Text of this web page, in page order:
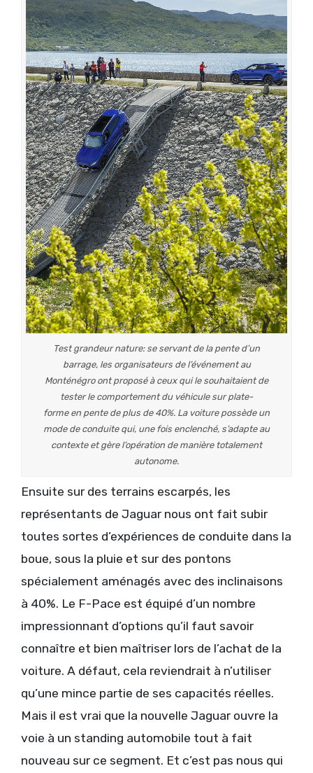
Test grandeur nature: se servant de la pente d’un
barrage, les organisateurs de l’événement au
Monténégro ont proposé à ceux qui le souhaitaient de
tester le comportement du véhicule sur plate-
forme en pente de plus de 40%. La voiture possède un
mode de conduite qui, une fois enclenché, s’adapte au
contexte et gère l’opération de manière totalement
autonome.
Ensuite sur des terrains escarpés, les
représentants de Jaguar nous ont fait subir
toutes sortes d’expériences de conduite dans la
boue, sous la pluie et sur des pontons
spécialement aménagés avec des inclinaisons
à 40%. Le F-Pace est équipé d’un nombre
impressionnant d’options qu’il faut savoir
connaître et bien maîtriser lors de l’achat de la
voiture. A défaut, cela reviendrait à n’utiliser
qu’une mince partie de ses capacités réelles.
Mais il est vrai que la nouvelle Jaguar ouvre la
voie à un standing automobile tout à fait
nouveau sur ce segment. Et c’est pas nous qui